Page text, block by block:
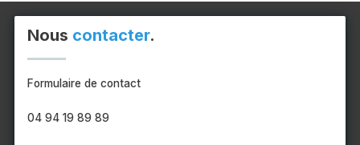
Nous contacter.
Formulaire de contact
04 94 19 89 89